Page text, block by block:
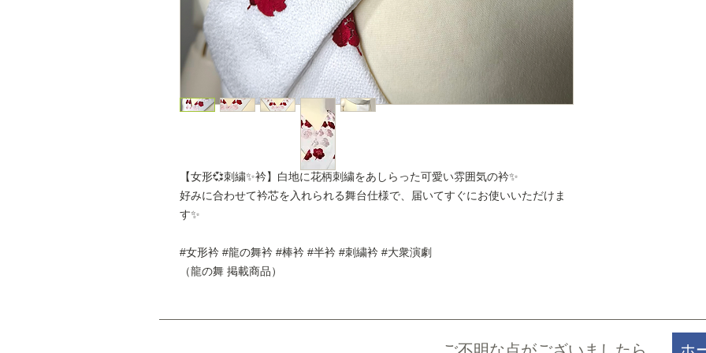
【女形💞刺繍✨衿】白地に花柄刺繍をあしらった可愛い雰囲気の衿✨
好みに合わせて衿芯を入れられる舞台仕様で、届いてすぐにお使いいただけま
す✨
#女形衿 #龍の舞衿 #棒衿 #半衿 #刺繍衿 #大衆演劇
（龍の舞 掲載商品）